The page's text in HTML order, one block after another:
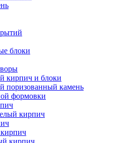
блоки
кирпич и блоки
поризованный камень
формовки
кирпич
кирпич